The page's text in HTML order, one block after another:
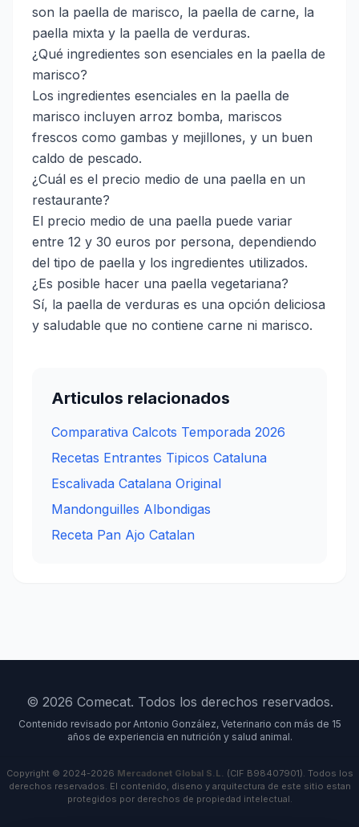
son la paella de marisco, la paella de carne, la
paella mixta y la paella de verduras.
¿Qué ingredientes son esenciales en la paella de
marisco?
Los ingredientes esenciales en la paella de
marisco incluyen arroz bomba, mariscos
frescos como gambas y mejillones, y un buen
caldo de pescado.
¿Cuál es el precio medio de una paella en un
restaurante?
El precio medio de una paella puede variar
entre 12 y 30 euros por persona, dependiendo
del tipo de paella y los ingredientes utilizados.
¿Es posible hacer una paella vegetariana?
Sí, la paella de verduras es una opción deliciosa
y saludable que no contiene carne ni marisco.
Articulos relacionados
Comparativa Calcots Temporada 2026
Recetas Entrantes Tipicos Cataluna
Escalivada Catalana Original
Mandonguilles Albondigas
Receta Pan Ajo Catalan
© 2026 Comecat. Todos los derechos reservados.
Contenido revisado por Antonio González, Veterinario con más de 15
años de experiencia en nutrición y salud animal.
Copyright © 2024-2026 Mercadonet Global S.L. (CIF B98407901). Todos los
derechos reservados. El contenido, diseno y arquitectura de este sitio estan
protegidos por derechos de propiedad intelectual.